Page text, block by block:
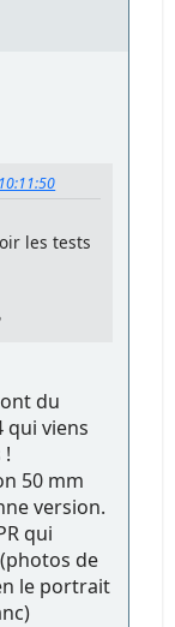
les tests
du
qui viens
50 mm
version.
qui
de
le portrait